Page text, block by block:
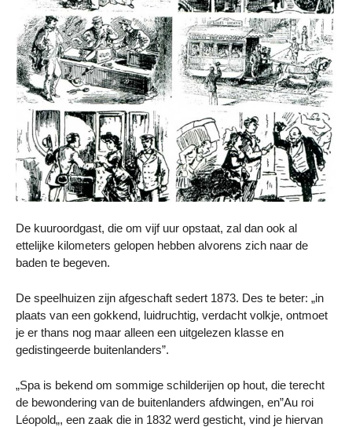
De kuuroordgast, die om vijf uur opstaat, zal dan ook al
ettelijke kilometers gelopen hebben alvorens zich naar de
baden te begeven.
De speelhuizen zijn afgeschaft sedert 1873. Des te beter: „in
plaats van een gokkend, luidruchtig, verdacht volkje, ontmoet
je er thans nog maar alleen een uitgelezen klasse en
gedistingeerde buitenlanders”.
„Spa is bekend om sommige schilderijen op hout, die terecht
de bewondering van de buitenlanders afdwingen, en”Au roi
Léopold„, een zaak die in 1832 werd gesticht, vind je hiervan